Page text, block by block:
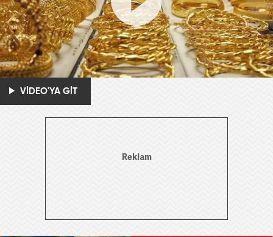
VİDEO'YA GİT